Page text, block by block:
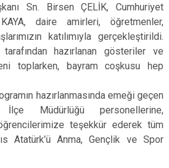
Merkezefendi
Sn. Birsen ÇELİK, Cumhuriyet
daire amirleri, öğretmenler,
katılımıyla gerçekleştirildi.
hazırlanan gösteriler ve
toplarken, bayram coşkusu hep
hazırlanmasında emeği geçen
Müdürlüğü personellerine,
teşekkür ederek tüm
Atatürk’ü Anma, Gençlik ve Spor